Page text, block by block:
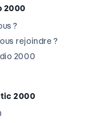
2000
?
rejoindre ?
2000
2000